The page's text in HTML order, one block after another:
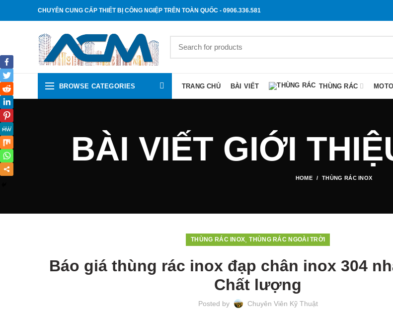
CHUYÊN CUNG CẤP THIẾT BỊ CÔNG NGIỆP TRÊN TOÀN QUỐC - 0906.336.581
BROWSE CATEGORIES TRANG CHỦ BÀI VIẾT THÙNG RÁC
BÀI VIẾT GIỚI
HOME THÙNG RÁC INOX
THÙNG RÁC INOX ,THÙNG RÁC NGOÀI TRỜI
Báo giá thùng rác inox đạp chân inox 304
Chất lượng
Posted by Chuyên Viên Kỹ Thuật